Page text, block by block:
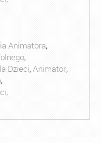
Animatora,
,
Dzieci,Animator,
,
,